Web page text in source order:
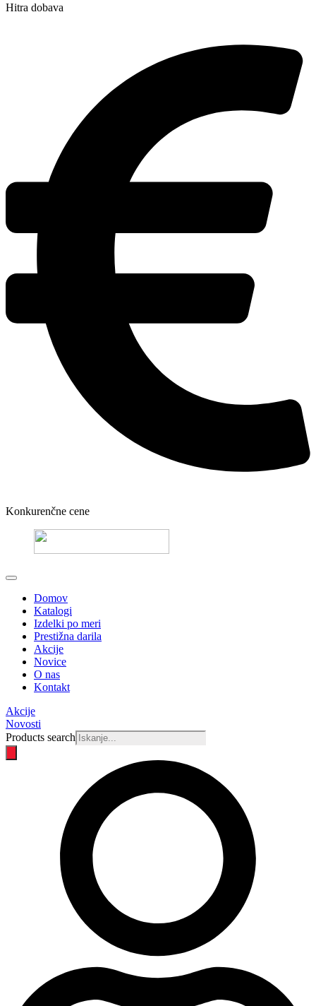
Hitra dobava
Konkurenčne cene
Domov
Katalogi
Izdelki po meri
Prestižna darila
Akcije
Novice
O nas
Kontakt
Akcije
Novosti
Products search